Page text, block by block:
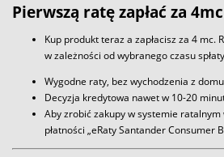
Pierwszą ratę zapłać za 4mc
Kup produkt teraz a zapłacisz za 4 mc.
w zależności od wybranego czasu
Wygodne raty, bez wychodzenia z domu
Decyzja kredytowa nawet w 10-20
Aby zrobić zakupy w systemie ratalnym
płatności „eRaty Santander Consumer